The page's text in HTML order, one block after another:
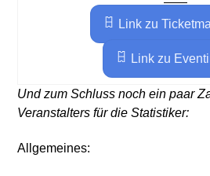
Link zu
Link zu
Und zum Schluss noch ein paar
Veranstalters für die Statistiker:
Allgemeines: